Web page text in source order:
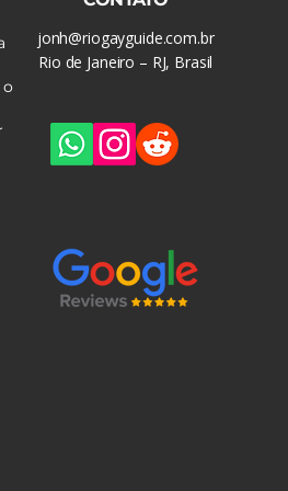
jonh@riogayguide.com.br
Rio de Janeiro – RJ, Brasil